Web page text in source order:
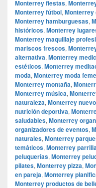
Monterrey fiestas,
Monterrey fútbol, Monterrey
Monterrey hamburguesas,
históricos, Monterrey
Monterrey maquillaje
mariscos frescos,
alternativa, Monterrey
estéticos, Monterrey
moda, Monterrey moda
Monterrey montaña,
Monterrey música,
naturaleza, Monterrey
nutrición deportiva,
saludables, Monterrey
organizadores de eventos,
naturales, Monterrey
temáticos, Monterrey
peluquerías, Monterrey
pilates, Monterrey pizza,
en pareja, Monterrey
Monterrey productos de